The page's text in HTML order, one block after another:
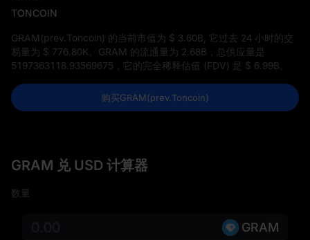
TONCOIN
GRAM(prev.Toncoin) 的当前市值为 $ 3.60B , 它过去 24 小时的交
易量为 $ 776.80K 。GRAM 的流通量为 2.68B ，总供应量是
5197363118.93569675 ，它的完全稀释估值 (FDV) 是 $ 6.99B
购买GRAM(prev.Toncoin)
GRAM 兑 USD 计算器
数量
GRAM